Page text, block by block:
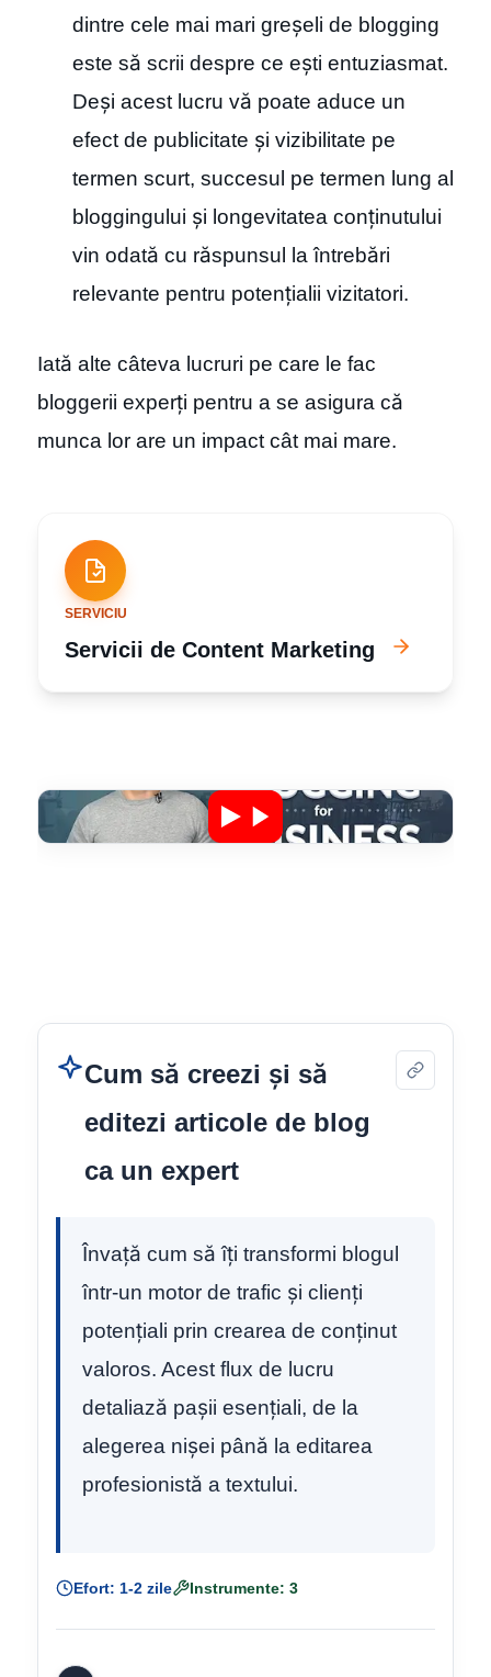
dintre cele mai mari greșeli de blogging
este să scrii despre ce ești entuziasmat.
Deși acest lucru vă poate aduce un
efect de publicitate și vizibilitate pe
termen scurt, succesul pe termen lung al
bloggingului și longevitatea conținutului
vin odată cu răspunsul la întrebări
relevante pentru potențialii vizitatori.
Iată alte câteva lucruri pe care le fac
bloggerii experți pentru a se asigura că
munca lor are un impact cât mai mare.
SERVICIU
Servicii de Content Marketing
Cum să creezi și să
editezi articole de blog
ca un expert
Învață cum să îți transformi blogul
într-un motor de trafic și clienți
potențiali prin crearea de conținut
valoros. Acest flux de lucru
detaliază pașii esențiali, de la
alegerea nișei până la editarea
profesionistă a textului.
Efort: 1-2 zile Instrumente: 3